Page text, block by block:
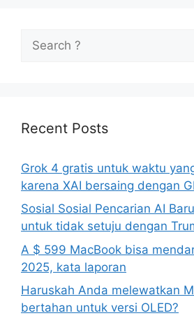
for:
Recent Posts
Grok 4 gratis untuk waktu
karena XAI bersaing dengan
Sosial Sosial Pencarian AI
untuk tidak setuju dengan
A $ 599 MacBook bisa
2025, kata laporan
Haruskah Anda melewatkan
bertahan untuk versi OLED?